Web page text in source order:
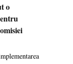
o